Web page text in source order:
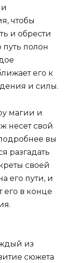
чтобы
и обрести
путь полон
его к
и силы.
магии и
несет свой
вы
разгадать
своей
его пути, и
его в конце
из
сюжета